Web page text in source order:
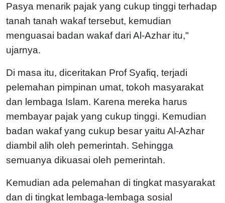
Pasya menarik pajak yang cukup tinggi terhadap
tanah tanah wakaf tersebut, kemudian
menguasai badan wakaf dari Al-Azhar itu,"
ujarnya.
Di masa itu, diceritakan Prof Syafiq, terjadi
pelemahan pimpinan umat, tokoh masyarakat
dan lembaga Islam. Karena mereka harus
membayar pajak yang cukup tinggi. Kemudian
badan wakaf yang cukup besar yaitu Al-Azhar
diambil alih oleh pemerintah. Sehingga
semuanya dikuasai oleh pemerintah.
Kemudian ada pelemahan di tingkat masyarakat
dan di tingkat lembaga-lembaga sosial